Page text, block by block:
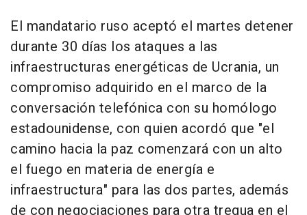
El mandatario ruso aceptó el martes detener
durante 30 días los ataques a las
infraestructuras energéticas de Ucrania, un
compromiso adquirido en el marco de la
conversación telefónica con su homólogo
estadounidense, con quien acordó que "el
camino hacia la paz comenzará con un alto
el fuego en materia de energía e
infraestructura" para las dos partes, además
de con negociaciones para otra tregua en el